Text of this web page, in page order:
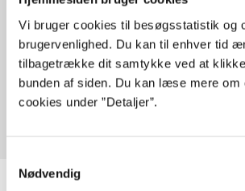
Vi bruger cookies til besøgsstatistik og
brugervenlighed. Du kan til enhver tid
tilbagetrække dit samtykke ved at klikke
bunden af siden. Du kan læse mere om
cookies under ”Detaljer”.
Nødvendig
Artikler med samme emner
Fra